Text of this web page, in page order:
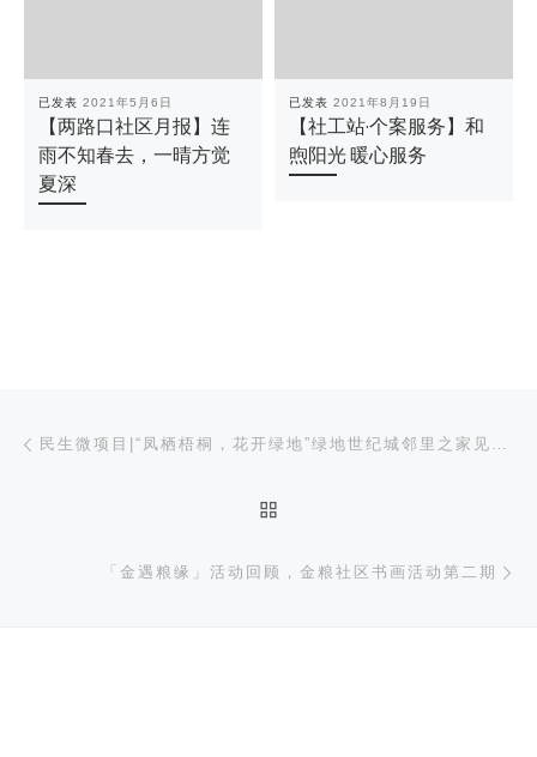
已发表 2021年5月6日
【两路口社区月报】连
雨不知春去，一晴方觉
夏深
已发表 2021年8月19日
【社工站·个案服务】和
煦阳光 暖心服务
文章导航 民生微项目|“凤栖梧桐，花开绿地”绿地世纪城邻里之家见面会暨院落健心小屋挂牌仪式顺利开展
「金遇粮缘」活动回顾，金粮社区书画活动第二期